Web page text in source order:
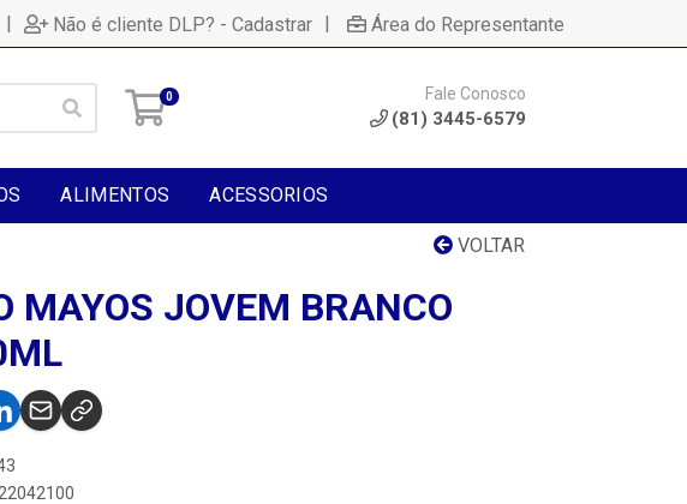
| Não é cliente DLP? - Cadastrar | Área do Representante
0 Fale Conosco
(81) 3445-6579
ALIMENTOS ACESSORIOS
VOLTAR
MAYOS JOVEM BRANCO